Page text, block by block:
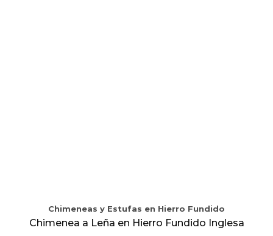
Chimeneas y Estufas en Hierro Fundido
Chimenea a Leña en Hierro Fundido Inglesa